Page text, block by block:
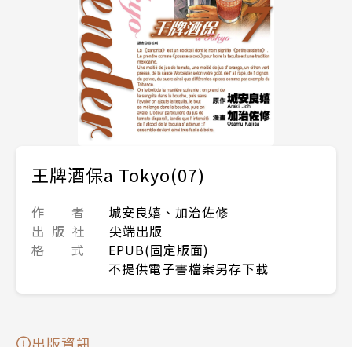
王牌酒保a Tokyo(07)
作 者
城安良嬉、加治佐修
出 版 社
尖端出版
格 式
EPUB(固定版面)
不提供電子書檔案另存下載